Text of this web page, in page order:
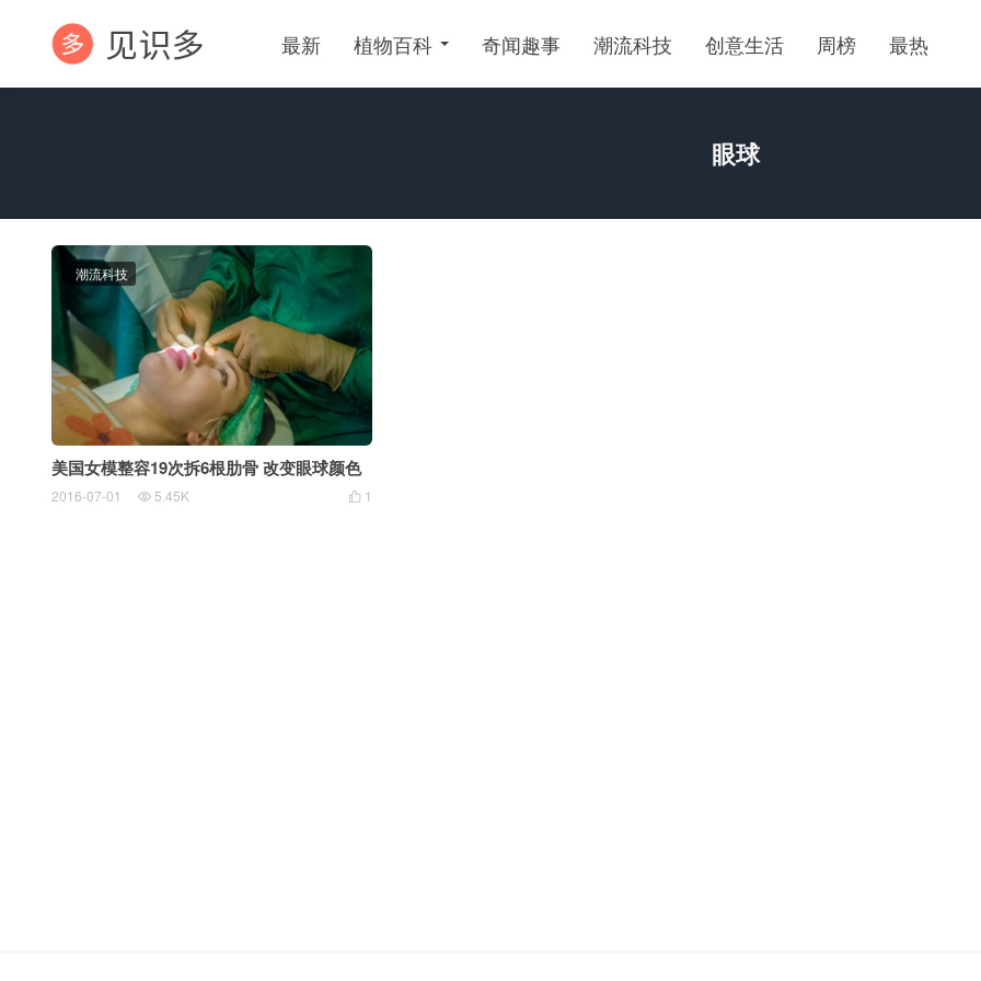
最新 植物百科 奇闻趣事 潮流科技 创意生活 周榜 最热
眼球
美国女模整容19次拆6根肋骨 改变眼球颜色
潮流科技
 1
2016-07-01  5.45K